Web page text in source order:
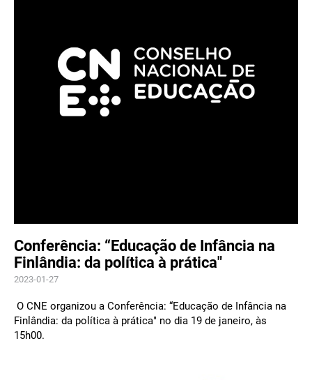
Conferência: “Educação de Infância na
Finlândia: da política à prática"
2023-01-27
O CNE organizou a Conferência: “Educação de Infância na
Finlândia: da política à prática" no dia 19 de janeiro, às
15h00.